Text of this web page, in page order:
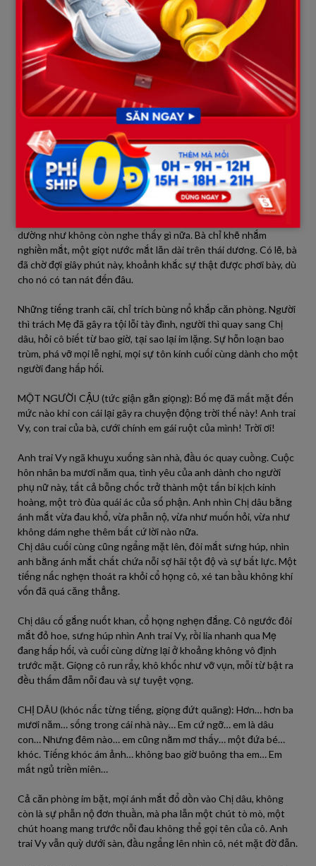
Loạn luân! Trời ơi! Chuyện động trời gì thế này?
ANH TRAI VY (buông tay Mẹ ra, lùi lại như bị điện giật, đôi mắt
đỏ ngầu nhìn chằm chằm vào Chị dâu): Không… không thể nào!
Em… em nói gì đi! Chị dâu… không phải…
Chị dâu vẫn đứng đó, đôi vai run rẩy, nước mắt đã chảy thành
dòng trên khuôn mặt tái nhợt. Cô không nói một lời, chỉ úp mặt
vào hai bàn tay, cơ thể co rúm lại như muốn biến mất.
MỘT NGƯỜI CHÚ (đứng phắt dậy, vẻ mặt phẫn nộ): Hai bà
dám? Hai bà đã che giấu chuyện tày đình này suốt bấy lâu sao?
Cả gia đình này bị đem ra làm trò cười! Thật không thể tin nổi!
VY (người kể chuyện): Mẹ tôi, người đang hấp hối trên giường,
dường như không còn nghe thấy gì nữa. Bà chỉ khẽ nhắm
nghiền mắt, một giọt nước mắt lăn dài trên thái dương. Có lẽ, bà
đã chờ đợi giây phút này, khoảnh khắc sự thật được phơi bày, dù
cho nó có tan nát đến đâu.
Những tiếng tranh cãi, chỉ trích bùng nổ khắp căn phòng. Người
thì trách Mẹ đã gây ra tội lỗi tày đình, người thì quay sang Chị
dâu, hỏi cô biết từ bao giờ, tại sao lại im lặng. Sự hỗn loạn bao
trùm, phá vỡ mọi lễ nghi, mọi sự tôn kính cuối cùng dành cho một
người đang hấp hối.
MỘT NGƯỜI CẬU (tức giận gằn giọng): Bố mẹ đã mất mặt đến
mức nào khi con cái lại gây ra chuyện động trời thế này! Anh trai
Vy, con trai của bà, cưới chính em gái ruột của mình! Trời ơi!
Anh trai Vy ngã khuỵu xuống sàn nhà, đầu óc quay cuồng. Cuộc
hôn nhân ba mươi năm qua, tình yêu của anh dành cho người
phụ nữ này, tất cả bỗng chốc trở thành một tấn bi kịch kinh
hoàng, một trò đùa quái ác của số phận. Anh nhìn Chị dâu bằng
ánh mắt vừa đau khổ, vừa phẫn nộ, vừa như muốn hỏi, vừa như
không dám nghe thêm bất cứ lời nào nữa.
Chị dâu cuối cùng cũng ngẩng mặt lên, đôi mắt sưng húp, nhìn
anh bằng ánh mắt chất chứa nỗi sợ hãi tột độ và sự bất lực. Một
tiếng nấc nghẹn thoát ra khỏi cổ họng cô, xé tan bầu không khí
vốn đã quá căng thẳng.
Chị dâu cố gắng nuốt khan, cổ họng nghẹn đắng. Cô ngước đôi
mắt đỏ hoe, sưng húp nhìn Anh trai Vy, rồi lia nhanh qua Mẹ
đang hấp hối, và cuối cùng dừng lại ở khoảng không vô định
trước mặt. Giọng cô run rẩy, khô khốc như vỡ vụn, mỗi từ bật ra
đều thấm đẫm nỗi đau và sự tuyệt vọng.
CHỊ DÂU (khóc nấc từng tiếng, giọng đứt quãng): Hơn… hơn ba
mươi năm… sống trong cái nhà này… Em cứ ngỡ… em là dâu
con… Nhưng đêm nào… em cũng nằm mơ thấy… một đứa bé…
khóc. Tiếng khóc ám ảnh… không bao giờ buông tha em… Em
mất ngủ triền miên…
Cả căn phòng im bặt, mọi ánh mắt đổ dồn vào Chị dâu, không
còn là sự phẫn nộ đơn thuần, mà pha lẫn một chút tò mò, một
chút hoang mang trước nỗi đau không thể gọi tên của cô. Anh
trai Vy vẫn quỳ dưới sàn, đầu ngẩng lên nhìn cô, nét mặt đờ đẫn.